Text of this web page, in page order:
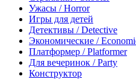
Ужасы / Horror
Игры для детей
Детективы / Detective
Экономические /
Платформер / Platformer
Для вечеринок / Party
Конструктор